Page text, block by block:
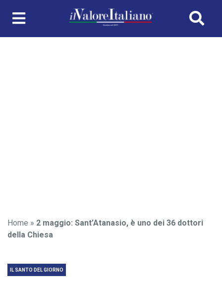
Home » 2 maggio: Sant’Atanasio, è uno dei 36 dottori
della Chiesa
IL SANTO DEL GIORNO